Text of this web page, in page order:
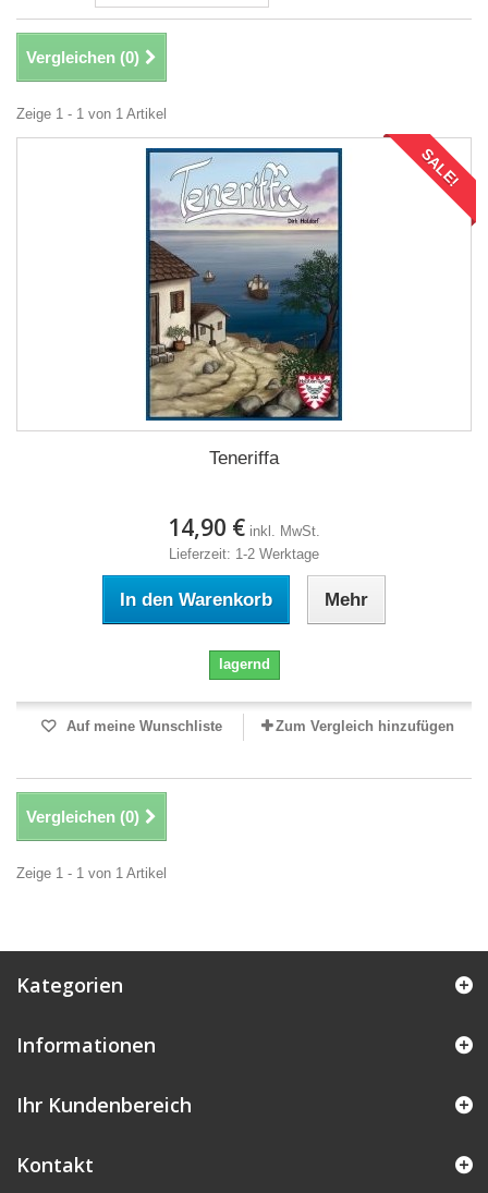
Vergleichen (0)
Zeige 1 - 1 von 1 Artikel
SALE!
Teneriffa
14,90 € inkl. MwSt.
Lieferzeit: 1-2 Werktage
In den Warenkorb Mehr
lagernd
Auf meine Wunschliste Zum Vergleich hinzufügen
Vergleichen (0)
Zeige 1 - 1 von 1 Artikel
Kategorien
Informationen
Ihr Kundenbereich
Kontakt